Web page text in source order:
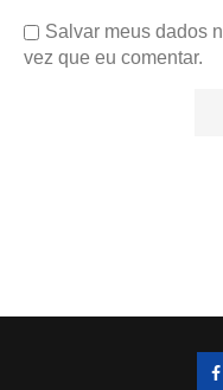
Salvar meus dados
vez que eu comentar.